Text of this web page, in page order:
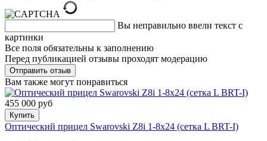
Вы неправильно ввели текст с
картинки
Все поля обязательны к заполнению
Перед публикацией отзывы проходят модерацию
Вам также могут понравиться
455 000 руб
Купить
Оптический прицел Swarovski Z8i 1-8x24 (сетка L BRT-I)